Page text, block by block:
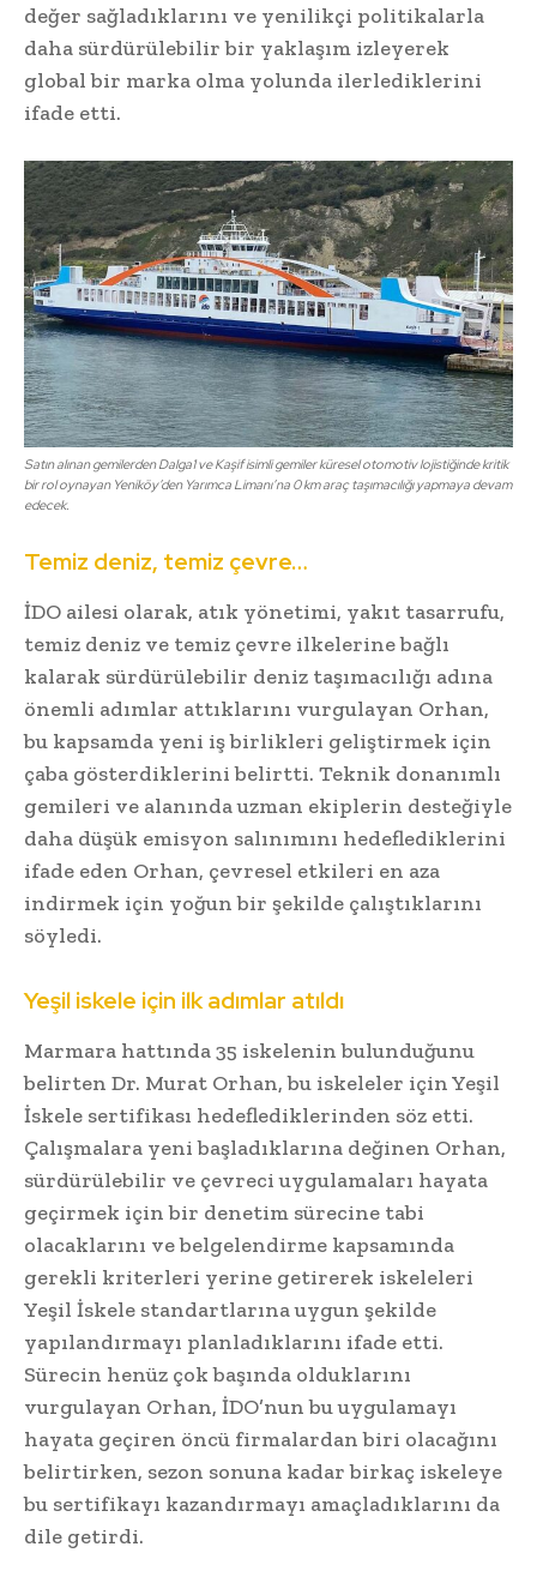
değer sağladıklarını ve yenilikçi politikalarla
daha sürdürülebilir bir yaklaşım izleyerek
global bir marka olma yolunda ilerlediklerini
ifade etti.
Satın alınan gemilerden Dalga1 ve Kaşif isimli gemiler küresel otomotiv lojistiğinde kritik
bir rol oynayan Yeniköy’den Yarımca Limanı’na 0 km araç taşımacılığı yapmaya devam
edecek.
Temiz deniz, temiz çevre…
İDO ailesi olarak, atık yönetimi, yakıt tasarrufu,
temiz deniz ve temiz çevre ilkelerine bağlı
kalarak sürdürülebilir deniz taşımacılığı adına
önemli adımlar attıklarını vurgulayan Orhan,
bu kapsamda yeni iş birlikleri geliştirmek için
çaba gösterdiklerini belirtti. Teknik donanımlı
gemileri ve alanında uzman ekiplerin desteğiyle
daha düşük emisyon salınımını hedeflediklerini
ifade eden Orhan, çevresel etkileri en aza
indirmek için yoğun bir şekilde çalıştıklarını
söyledi.
Yeşil iskele için ilk adımlar atıldı
Marmara hattında 35 iskelenin bulunduğunu
belirten Dr. Murat Orhan, bu iskeleler için Yeşil
İskele sertifikası hedeflediklerinden söz etti.
Çalışmalara yeni başladıklarına değinen Orhan,
sürdürülebilir ve çevreci uygulamaları hayata
geçirmek için bir denetim sürecine tabi
olacaklarını ve belgelendirme kapsamında
gerekli kriterleri yerine getirerek iskeleleri
Yeşil İskele standartlarına uygun şekilde
yapılandırmayı planladıklarını ifade etti.
Sürecin henüz çok başında olduklarını
vurgulayan Orhan, İDO’nun bu uygulamayı
hayata geçiren öncü firmalardan biri olacağını
belirtirken, sezon sonuna kadar birkaç iskeleye
bu sertifikayı kazandırmayı amaçladıklarını da
dile getirdi.